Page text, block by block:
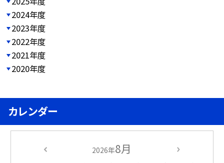
2024年度
2023年度
2022年度
2021年度
2020年度
カレンダー
2026年8月